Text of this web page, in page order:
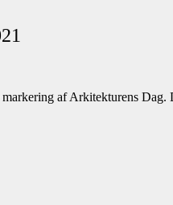
af Arkitekturens